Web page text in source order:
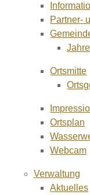
Partner-
Ortsmitte
Ortsplan
Webcam
Verwaltung
Aktuelles